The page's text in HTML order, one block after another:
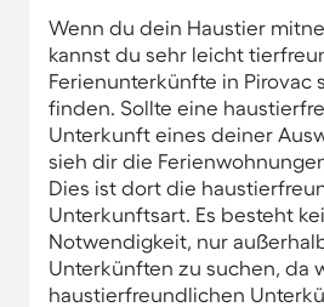
Wenn du dein Haustier
kannst du sehr leicht
Ferienunterkünfte in Pirovac
finden. Sollte eine
Unterkunft eines deiner
sieh dir die
Dies ist dort die
Unterkunftsart. Es besteht
Notwendigkeit, nur
Unterkünften zu suchen, da
haustierfreundlichen